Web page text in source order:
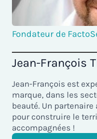
Fondateur de
Jean-François
Jean-François est
marque, dans les
beauté. Un
pour construire le
accompagnées !